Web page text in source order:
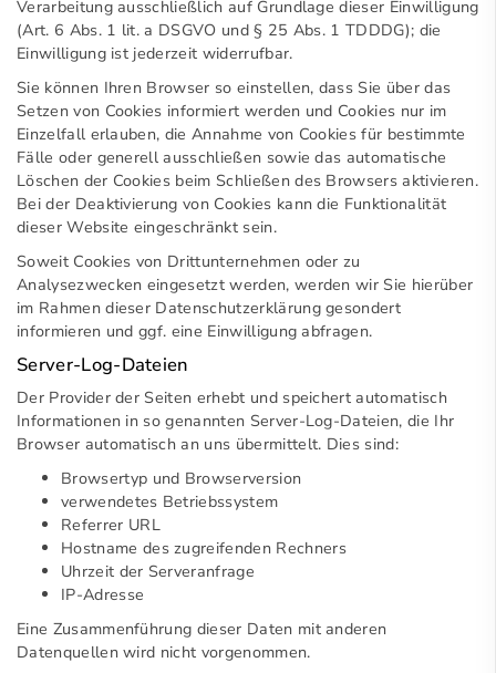
Verarbeitung ausschließlich auf Grundlage dieser Einwilligung
(Art. 6 Abs. 1 lit. a DSGVO und § 25 Abs. 1 TDDDG); die
Einwilligung ist jederzeit widerrufbar.
Sie können Ihren Browser so einstellen, dass Sie über das
Setzen von Cookies informiert werden und Cookies nur im
Einzelfall erlauben, die Annahme von Cookies für bestimmte
Fälle oder generell ausschließen sowie das automatische
Löschen der Cookies beim Schließen des Browsers aktivieren.
Bei der Deaktivierung von Cookies kann die Funktionalität
dieser Website eingeschränkt sein.
Soweit Cookies von Drittunternehmen oder zu
Analysezwecken eingesetzt werden, werden wir Sie hierüber
im Rahmen dieser Datenschutzerklärung gesondert
informieren und ggf. eine Einwilligung abfragen.
Server-Log-Dateien
Der Provider der Seiten erhebt und speichert automatisch
Informationen in so genannten Server-Log-Dateien, die Ihr
Browser automatisch an uns übermittelt. Dies sind:
Browsertyp und Browserversion
verwendetes Betriebssystem
Referrer URL
Hostname des zugreifenden Rechners
Uhrzeit der Serveranfrage
IP-Adresse
Eine Zusammenführung dieser Daten mit anderen
Datenquellen wird nicht vorgenommen.